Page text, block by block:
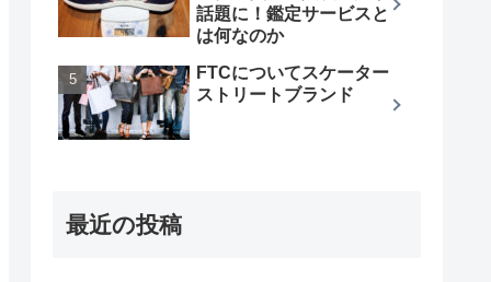
話題に！鑑定サービスと
は何なのか
FTCについてスケーター
ストリートブランド
最近の投稿